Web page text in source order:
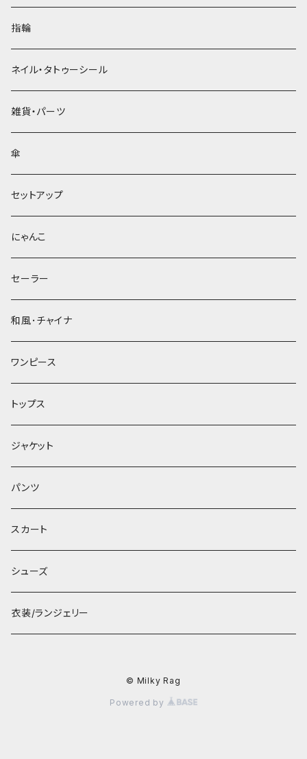
指輪
ネイル・タトゥーシール
雑貨・パーツ
傘
セットアップ
にゃんこ
セーラー
和風･チャイナ
ワンピース
トップス
ジャケット
パンツ
スカート
シューズ
衣装/ランジェリー
© Milky Rag
Powered by